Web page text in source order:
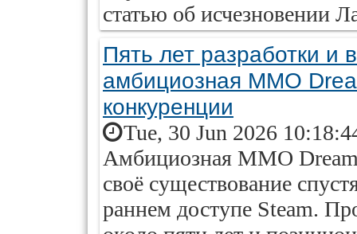
статью об исчезновении
Пять лет разработки и
амбициозная MMO
конкуренции
Tue, 30 Jun 2026
Амбициозная MMO
своё существование
раннем доступе Steam.